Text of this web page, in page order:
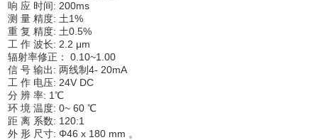
响 应 时间: 200ms
测 量 精度: 土1%
重 复 精度: 土0.5%
工 作 波长: 2.2 μm
辐射率修正： 0.10~1.00
信 号 输出: 两线制4- 20mA
工 作 电压: 24V DC
分 辨 率: 1℃
环 境 温度: 0~ 60 ℃
距 离 系数: 120:1
外 形 尺寸: Φ46 x 180 mm 。